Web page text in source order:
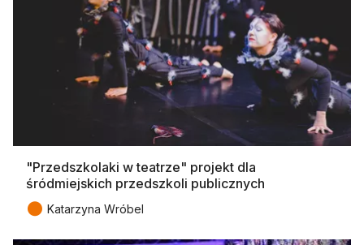
"Przedszkolaki w teatrze" projekt dla
śródmiejskich przedszkoli publicznych
● Katarzyna Wróbel